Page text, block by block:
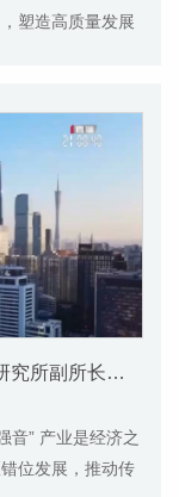
塑造高质量发展
1月2日《广州电视台》报道我院经济研究所副所长伍晶的视频采访
音” 产业是经济之
位发展，推动传